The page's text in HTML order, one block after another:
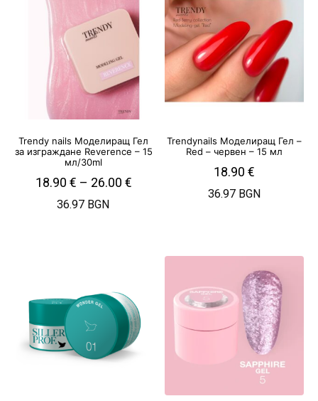
Trendy nails Моделиращ Гел
за изграждане Reverence – 15
мл/30ml
18.90 € – 26.00 €
36.97 BGN
Trendynails Моделиращ Гел –
Red – червен – 15 мл
18.90€
36.97 BGN